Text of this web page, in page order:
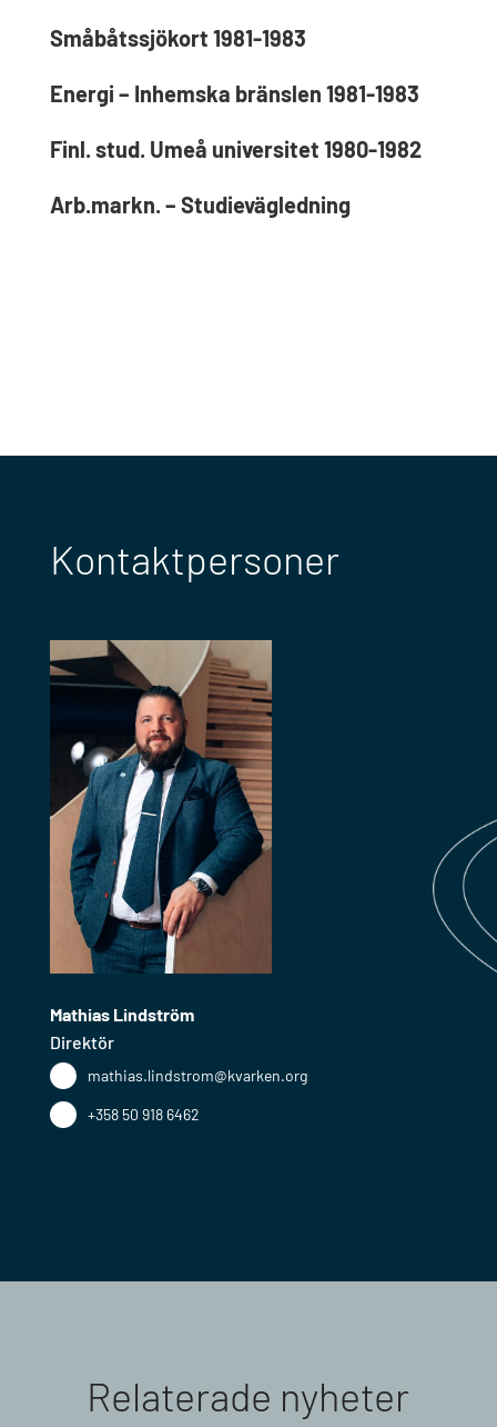
Småbåtssjökort 1981-1983
Energi – Inhemska bränslen 1981-1983
Finl. stud. Umeå universitet 1980-1982
Arb.markn. – Studievägledning
Kontaktpersoner
Mathias Lindström
Direktör
mathias.lindstrom@kvarken.org
+358 50 918 6462
Relaterade nyheter